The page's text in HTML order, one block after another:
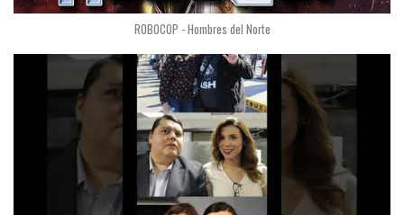
ROBOCOP - Hombres del Norte